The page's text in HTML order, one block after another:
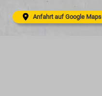
Anfahrt auf Google Maps